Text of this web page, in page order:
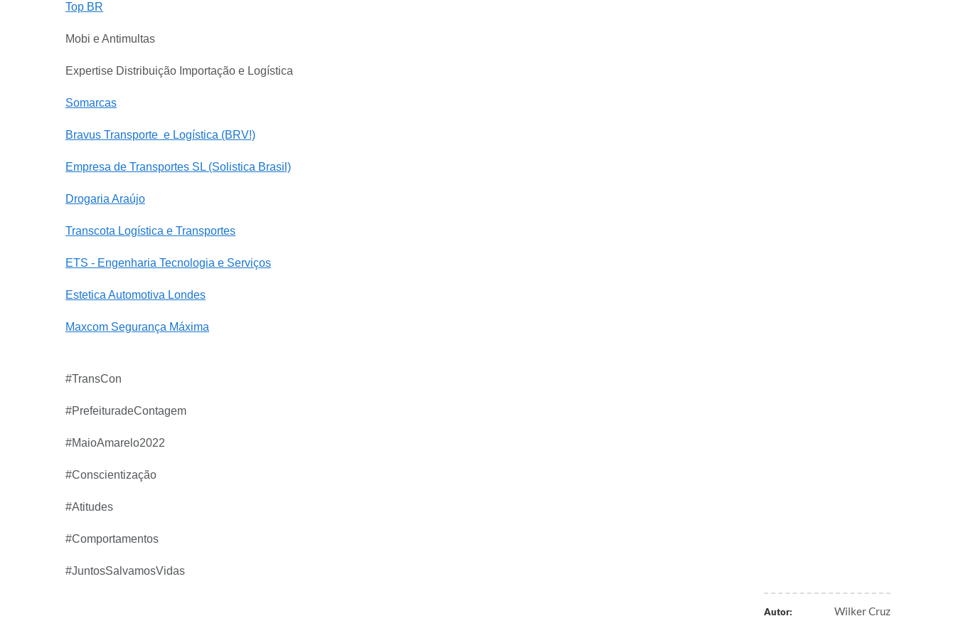
Top BR
Mobi e Antimultas
Expertise Distribuição Importação e Logística
Somarcas
Bravus Transporte e Logística (BRV!)
Empresa de Transportes SL (Solistica Brasil)
Drogaria Araújo
Transcota Logística e Transportes
ETS - Engenharia Tecnologia e Serviços
Estetica Automotiva Londes
Maxcom Segurança Máxima
#TransCon
#PrefeituradeContagem
#MaioAmarelo2022
#Conscientização
#Atitudes
#Comportamentos
#JuntosSalvamosVidas
Autor: Wilker Cruz